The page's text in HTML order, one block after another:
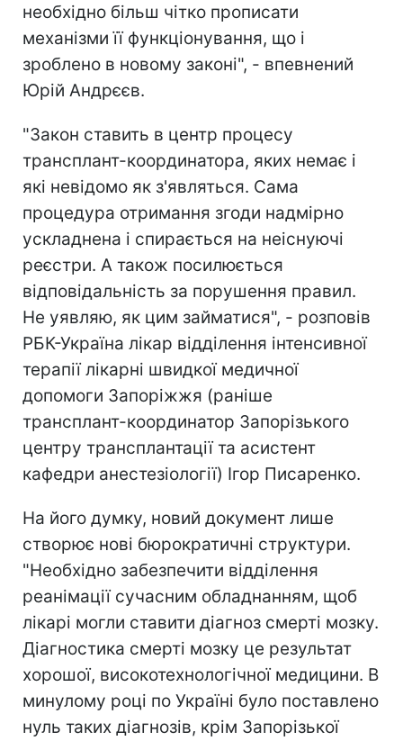
необхідно більш чітко прописати
механізми її функціонування, що і
зроблено в новому законі", - впевнений
Юрій Андрєєв.
"Закон ставить в центр процесу
трансплант-координатора, яких немає і
які невідомо як з'являться. Сама
процедура отримання згоди надмірно
ускладнена і спирається на неіснуючі
реєстри. А також посилюється
відповідальність за порушення правил.
Не уявляю, як цим займатися", - розповів
РБК-Україна лікар відділення інтенсивної
терапії лікарні швидкої медичної
допомоги Запоріжжя (раніше
трансплант-координатор Запорізького
центру трансплантації та асистент
кафедри анестезіології) Ігор Писаренко.
На його думку, новий документ лише
створює нові бюрократичні структури.
"Необхідно забезпечити відділення
реанімації сучасним обладнанням, щоб
лікарі могли ставити діагноз смерті мозку.
Діагностика смерті мозку це результат
хорошої, високотехнологічної медицини. В
минулому році по Україні було поставлено
нуль таких діагнозів, крім Запорізької